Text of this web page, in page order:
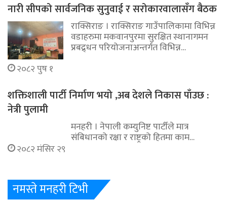
नारी सीपको सार्वजनिक सुनुवाई र सरोकारवालासँग बैठक
राक्सिराङ । राक्सिराङ गाउँपालिकामा विभिन्न
वडाहरुमा मकवानपुरमा सुरक्षित स्थानागमन
प्रबद्र्धन परियोजनाअन्तर्गत विभिन्न…
२०८२ पुष १
शक्तिशाली पार्टी निर्माण भयो ,अब देशले निकास पाँउछ :
नेत्री पुलामी
मनहरी । नेपाली कम्युनिष्ट पार्टीले मात्र
संबिधानको रक्षा र राष्ट्रको हितमा काम…
२०८२ मंसिर २९
नमस्ते मनहरी टिभी